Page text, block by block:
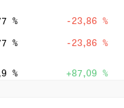
% -23,86 %
% -23,86 %
% +87,09 %